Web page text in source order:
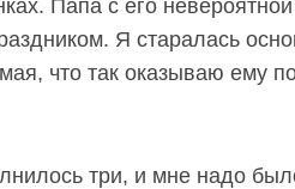
Папа с его
Я старалась
что так оказываю ему
три, и мне надо